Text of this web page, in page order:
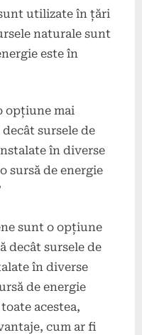
utilizate în țări
naturale sunt
este în
opțiune mai
sursele de
în diverse
sursă de energie
sunt o opțiune
decât sursele de
în diverse
de energie
acestea,
cum ar fi